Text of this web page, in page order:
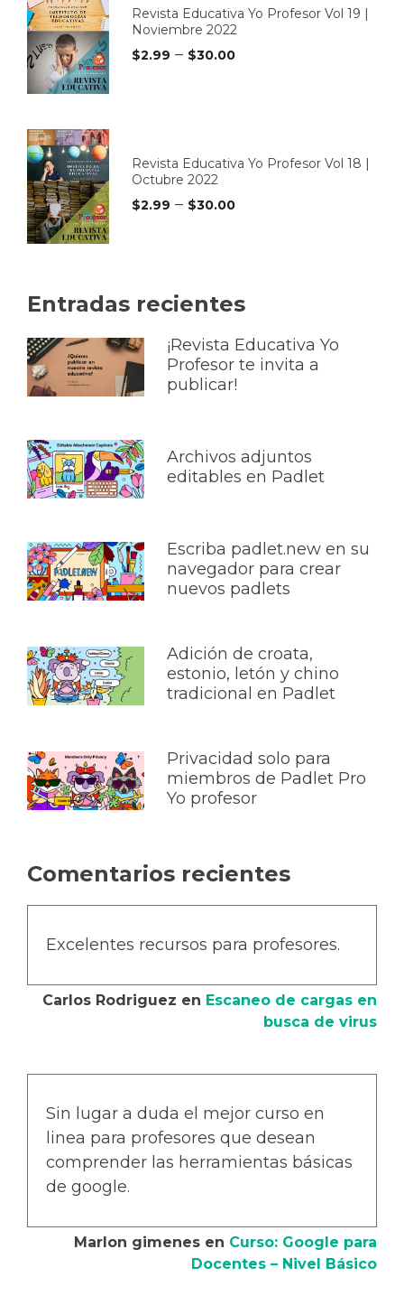
Revista Educativa Yo Profesor Vol 19 |
Noviembre 2022
$2.99 – $30.00
Revista Educativa Yo Profesor Vol 18 |
Octubre 2022
$2.99 – $30.00
Entradas recientes
¡Revista Educativa Yo
Profesor te invita a
publicar!
Archivos adjuntos
editables en Padlet
Escriba padlet.new en su
navegador para crear
nuevos padlets
Adición de croata,
estonio, letón y chino
tradicional en Padlet
Privacidad solo para
miembros de Padlet Pro
Yo profesor
Comentarios recientes
Excelentes recursos para profesores.
Carlos Rodriguez en Escaneo de cargas en
busca de virus
Sin lugar a duda el mejor curso en
linea para profesores que desean
comprender las herramientas básicas
de google.
Marlon gimenes en Curso: Google para
Docentes – Nivel Básico